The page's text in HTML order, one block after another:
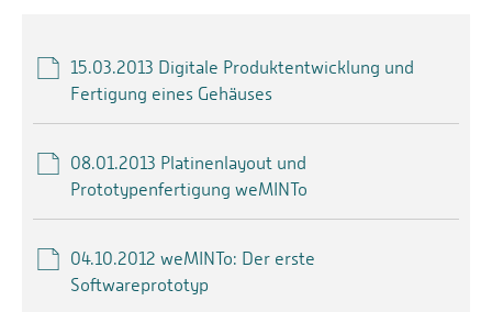
15.03.2013 Digitale Produktentwicklung und
Fertigung eines Gehäuses
08.01.2013 Platinenlayout und
Prototypenfertigung weMINTo
04.10.2012 weMINTo: Der erste
Softwareprototyp